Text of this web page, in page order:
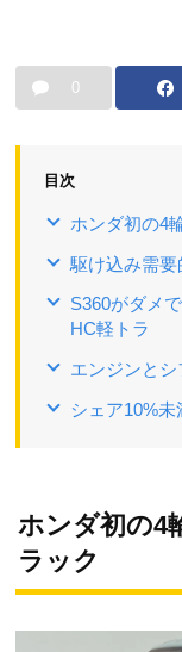
0
目次
ホンダ初の4
駆け込み需
S360がダメ
HC軽トラ
エンジンと
シェア10%
ホンダ初の4
ラック